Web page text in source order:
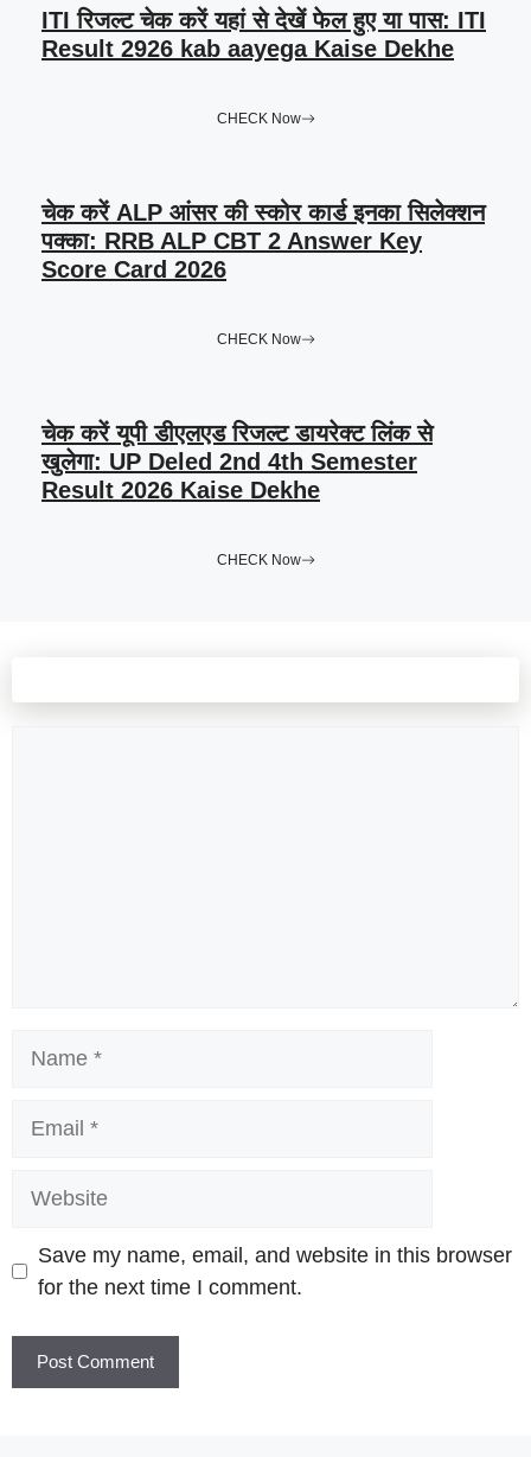
ITI रिजल्ट चेक करें यहां से देखें फेल हुए या पास: ITI
Result 2926 kab aayega Kaise Dekhe
CHECK Now
चेक करें ALP आंसर की स्कोर कार्ड इनका सिलेक्शन
पक्का: RRB ALP CBT 2 Answer Key
Score Card 2026
CHECK Now
चेक करें यूपी डीएलएड रिजल्ट डायरेक्ट लिंक से
खुलेगा: UP Deled 2nd 4th Semester
Result 2026 Kaise Dekhe
CHECK Now
Save my name, email, and website in this browser
for the next time I comment.